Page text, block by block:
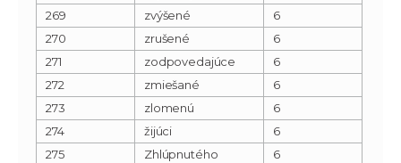
269
zvýšené
6
270
zrušené
6
271
zodpovedajúce
6
272
zmiešané
6
273
zlomenú
6
274
žijúci
6
275
Zhlúpnutého
6